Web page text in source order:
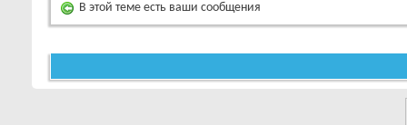
В этой теме есть ваши сообщения